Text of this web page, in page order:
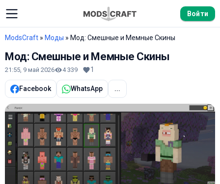
Войти
ModsCraft » Моды » Мод: Смешные и Мемные Скины
Мод: Смешные и Мемные Скины
21:55, 9 май 2026 4 339 1
Facebook WhatsApp ...